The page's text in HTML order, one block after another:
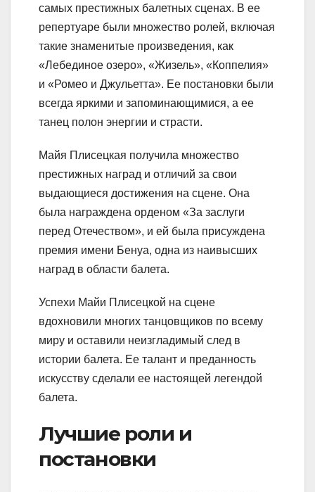
самых престижных балетных сценах. В ее
репертуаре были множество ролей, включая
такие знаменитые произведения, как
«Лебединое озеро», «Жизель», «Коппелия»
и «Ромео и Джульетта». Ее постановки были
всегда яркими и запоминающимися, а ее
танец полон энергии и страсти.
Майя Плисецкая получила множество
престижных наград и отличий за свои
выдающиеся достижения на сцене. Она
была награждена орденом «За заслуги
перед Отечеством», и ей была присуждена
премия имени Бенуа, одна из наивысших
наград в области балета.
Успехи Майи Плисецкой на сцене
вдохновили многих танцовщиков по всему
миру и оставили неизгладимый след в
истории балета. Ее талант и преданность
искусству сделали ее настоящей легендой
балета.
Лучшие роли и
постановки